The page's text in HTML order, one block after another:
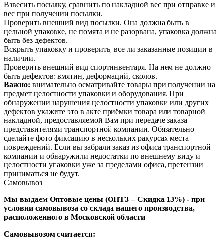
Взвесить посылку, сравнить по накладной вес при отправке и
вес при получении посылки.
Проверить внешний вид посылки. Она должна быть в
цельной упаковке, не помята и не разорвана, упаковка должна
быть без дефектов.
Вскрыть упаковку и проверить, все ли заказанные позиции в
наличии.
Проверить внешний вид спортинвентаря. На нем не должно
быть дефектов: вмятин, деформаций, сколов.
Важно: внимательно осматривайте товары при получении на
предмет целостности упаковки и оборудования. При
обнаружении нарушения целостности упаковки или других
дефектов укажите это в акте приёмки товара или товарной
накладной, предоставляемой Вам при передаче заказа
представителями транспортной компании. Обязательно
сделайте фото фиксацию в нескольких ракурсах места
повреждений. Если вы забрали заказ из офиса транспортной
компании и обнаружили недостатки по внешнему виду и
целостности упаковки уже за пределами офиса, претензии
приниматься не будут.
Самовывоз
Мы выдаем Оптовые цены (ОПТ3 = Скидка 13%) - при
условии самовывоза со склада нашего производства,
расположенного в Московской области
Самовывозом считается: